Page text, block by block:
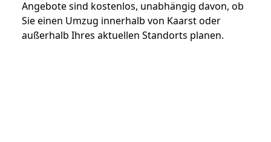
Angebote sind kostenlos, unabhängig davon, ob
Sie einen Umzug innerhalb von Kaarst oder
außerhalb Ihres aktuellen Standorts planen.